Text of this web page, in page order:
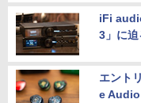
iFi
3」に迫
エント
e Audio